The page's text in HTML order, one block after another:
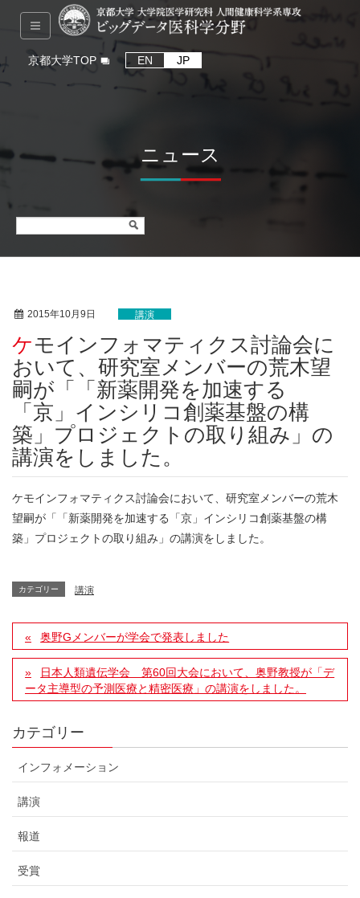
京都大学TOP EN JP
ニュース
2015年10月9日 講演
ケモインフォマティクス討論会に
おいて、研究室メンバーの荒木望
嗣が「「新薬開発を加速する
「京」インシリコ創薬基盤の構
築」プロジェクトの取り組み」の
講演をしました。
ケモインフォマティクス討論会において、研究室メンバーの荒木
望嗣が「「新薬開発を加速する「京」インシリコ創薬基盤の構
築」プロジェクトの取り組み」の講演をしました。
カテゴリー 講演
奥野Gメンバーが学会で発表しました
日本人類遺伝学会 第60回大会において、奥野教授が「デ
ータ主導型の予測医療と精密医療」の講演をしました。
カテゴリー
インフォメーション
講演
報道
受賞